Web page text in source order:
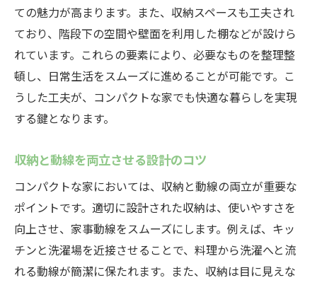
ての魅力が高まります。また、収納スペースも工夫され
ており、階段下の空間や壁面を利用した棚などが設けら
れています。これらの要素により、必要なものを整理整
頓し、日常生活をスムーズに進めることが可能です。こ
うした工夫が、コンパクトな家でも快適な暮らしを実現
する鍵となります。
収納と動線を両立させる設計のコツ
コンパクトな家においては、収納と動線の両立が重要な
ポイントです。適切に設計された収納は、使いやすさを
向上させ、家事動線をスムーズにします。例えば、キッ
チンと洗濯場を近接させることで、料理から洗濯へと流
れる動線が簡潔に保たれます。また、収納は目に見えな